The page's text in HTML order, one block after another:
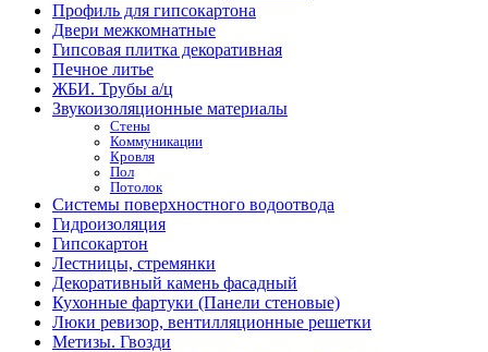
Профиль для гипсокартона
Двери межкомнатные
Гипсовая плитка декоративная
Печное литье
ЖБИ. Трубы а/ц
Звукоизоляционные материалы
Стены
Коммуникации
Кровля
Пол
Потолок
Системы поверхностного водоотвода
Гидроизоляция
Гипсокартон
Лестницы, стремянки
Декоративный камень фасадный
Кухонные фартуки (Панели стеновые)
Люки ревизор, вентилляционные решетки
Метизы. Гвозди